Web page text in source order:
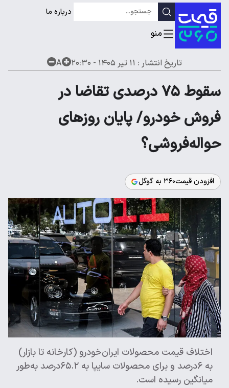
درباره ما
تاریخ انتشار : ۱۱ تیر ۱۴۰۵ - ۲۰:۳۰ A
سقوط ۷۵ درصدی تقاضا در
فروش خودرو/ پایان روزهای
حواله‌فروشی؟
افزودن قیمت۳۶۰ به گوگل
اختلاف قیمت محصولات ایران‌خودرو (کارخانه تا بازار)
به ۶درصد و برای محصولات سایپا به ۶۵.۲درصد به‌طور
میانگین رسیده است.